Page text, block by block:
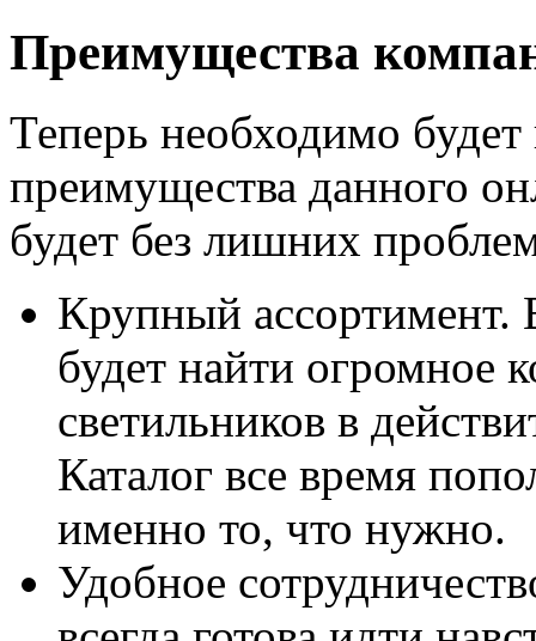
Преимущества
Теперь необходимо
преимущества данного
будет без лишних
Крупный ассортимент.
будет найти огромное
светильников в
Каталог все время
именно то, что нужно.
Удобное